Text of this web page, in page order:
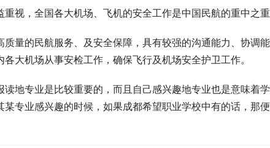
视，全国各大机场、飞机的安全工作是中国民航的重中之
量的民航服务、及安全保障，具有较强的沟通能力、协调
大机场从事安检工作，确保飞行及机场安全护卫工作。
地专业是比较重要的，而且自己感兴趣地专业也是意味着
专业感兴趣的时候，如果成都希望职业学校中有的话，那